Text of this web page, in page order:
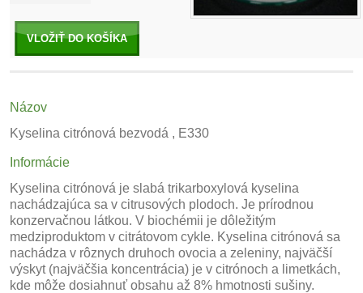
VLOŽIŤ DO KOŠÍKA
Názov
Kyselina citrónová bezvodá , E330
Informácie
Kyselina citrónová je slabá trikarboxylová kyselina
nachádzajúca sa v citrusových plodoch. Je prírodnou
konzervačnou látkou. V biochémii je dôležitým
medziproduktom v citrátovom cykle. Kyselina citrónová sa
nachádza v rôznych druhoch ovocia a zeleniny, najväčší
výskyt (najväčšia koncentrácia) je v citrónoch a limetkách,
kde môže dosiahnuť obsahu až 8% hmotnosti sušiny.